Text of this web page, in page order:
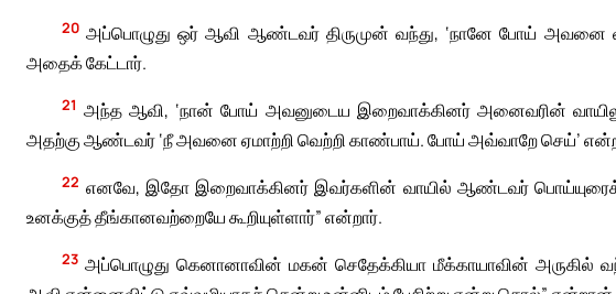
20 அப்பொழுது ஒர் ஆவி ஆண்டவர் திருமுன் வந்து, ‘நானே போய் அவனை
அதைக் கேட்டார்.
21 அந்த ஆவி, ‘நான் போய் அவனுடைய இறைவாக்கினர் அனைவரின்
அதற்கு ஆண்டவர் ‘நீ அவனை ஏமாற்றி வெற்றி காண்பாய். போய் அவ்வாறே செய்’
22 எனவே, இதோ இறைவாக்கினர் இவர்களின் வாயில் ஆண்டவர்
உனக்குத் தீங்கானவற்றையே கூறியுள்ளார்” என்றார்.
23 அப்பொழுது கெனானாவின் மகன் செதேக்கியா மீக்காயாவின்